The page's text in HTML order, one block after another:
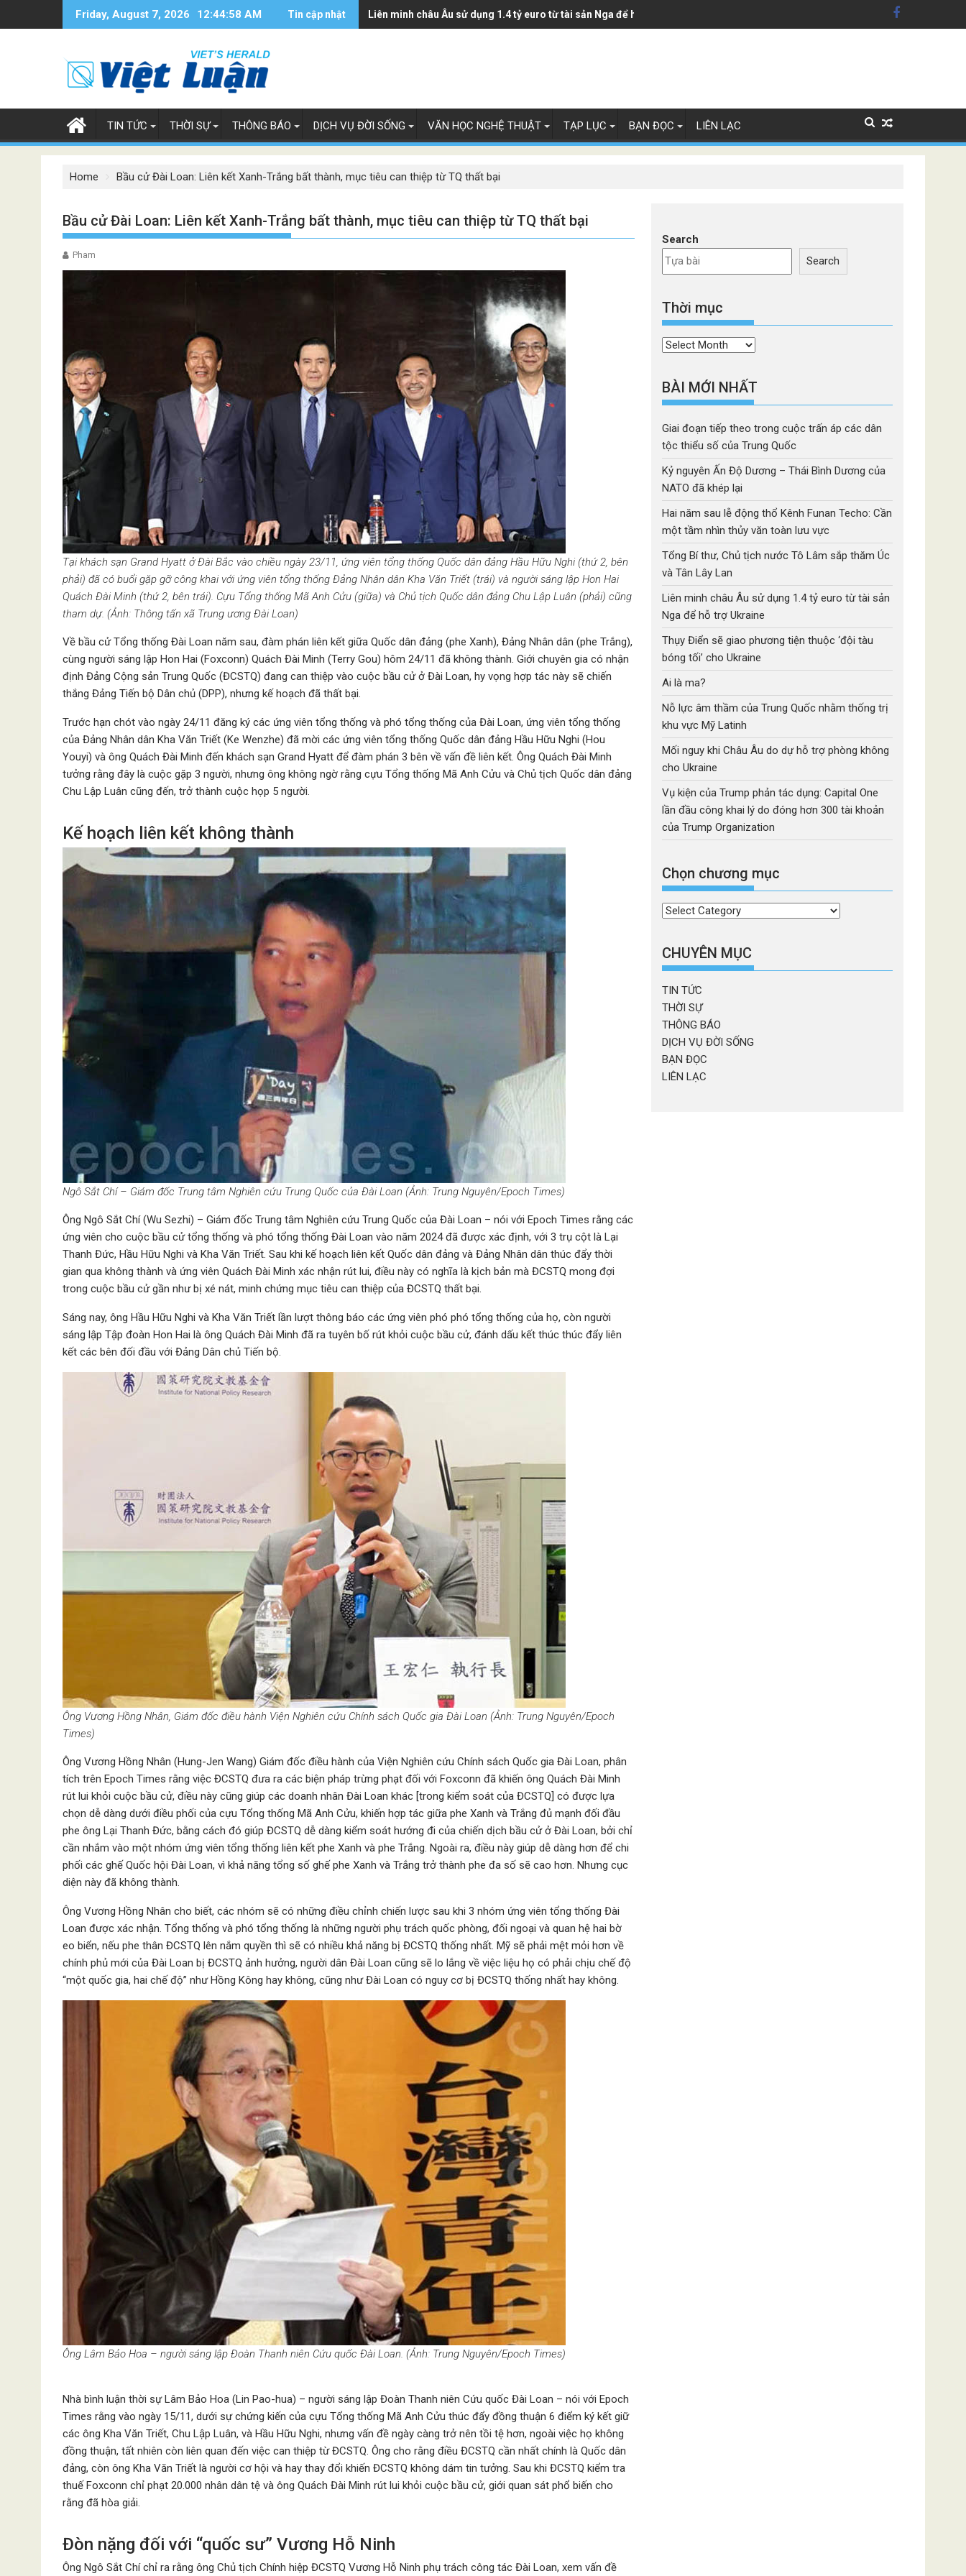
Friday, August 7, 2026 12:44:59 AM Tin cập nhật Liên minh châu Âu sử dụng 1.4 tỷ euro từ tài sản Nga để hỗ trợ Ukraine
TIN TỨC THỜI SỰ THÔNG BÁO DỊCH VỤ ĐỜI SỐNG VĂN HỌC NGHỆ THUẬT TẠP LỤC BẠN ĐỌC LIÊN LẠC
Home Bầu cử Đài Loan: Liên kết Xanh-Trắng bất thành, mục tiêu can thiệp từ TQ thất bại
Bầu cử Đài Loan: Liên kết Xanh-Trắng bất thành, mục tiêu can thiệp từ TQ thất bại
Pham
Tại khách sạn Grand Hyatt ở Đài Bắc vào chiều ngày 23/11, ứng viên tổng thống Quốc dân đảng Hầu Hữu Nghi (thứ 2, bên
phải) đã có buổi gặp gỡ công khai với ứng viên tổng thống Đảng Nhân dân Kha Văn Triết (trái) và người sáng lập Hon Hai
Quách Đài Minh (thứ 2, bên trái). Cựu Tổng thống Mã Anh Cửu (giữa) và Chủ tịch Quốc dân đảng Chu Lập Luân (phải) cũng
tham dự. (Ảnh: Thông tấn xã Trung ương Đài Loan)
Về bầu cử Tổng thống Đài Loan năm sau, đàm phán liên kết giữa Quốc dân đảng (phe Xanh), Đảng Nhân dân (phe Trắng),
cùng người sáng lập Hon Hai (Foxconn) Quách Đài Minh (Terry Gou) hôm 24/11 đã không thành. Giới chuyên gia có nhận
định Đảng Cộng sản Trung Quốc (ĐCSTQ) đang can thiệp vào cuộc bầu cử ở Đài Loan, hy vọng hợp tác này sẽ chiến
thắng Đảng Tiến bộ Dân chủ (DPP), nhưng kế hoạch đã thất bại.
Trước hạn chót vào ngày 24/11 đăng ký các ứng viên tổng thống và phó tổng thống của Đài Loan, ứng viên tổng thống
của Đảng Nhân dân Kha Văn Triết (Ke Wenzhe) đã mời các ứng viên tổng thống Quốc dân đảng Hầu Hữu Nghi (Hou
Youyi) và ông Quách Đài Minh đến khách sạn Grand Hyatt để đàm phán 3 bên về vấn đề liên kết. Ông Quách Đài Minh
tưởng rằng đây là cuộc gặp 3 người, nhưng ông không ngờ rằng cựu Tổng thống Mã Anh Cửu và Chủ tịch Quốc dân đảng
Chu Lập Luân cũng đến, trở thành cuộc họp 5 người.
Kế hoạch liên kết không thành
Ngô Sắt Chí – Giám đốc Trung tâm Nghiên cứu Trung Quốc của Đài Loan (Ảnh: Trung Nguyên/Epoch Times)
Ông Ngô Sắt Chí (Wu Sezhi) – Giám đốc Trung tâm Nghiên cứu Trung Quốc của Đài Loan – nói với Epoch Times rằng các
ứng viên cho cuộc bầu cử tổng thống và phó tổng thống Đài Loan vào năm 2024 đã được xác định, với 3 trụ cột là Lại
Thanh Đức, Hầu Hữu Nghi và Kha Văn Triết. Sau khi kế hoạch liên kết Quốc dân đảng và Đảng Nhân dân thúc đẩy thời
gian qua không thành và ứng viên Quách Đài Minh xác nhận rút lui, điều này có nghĩa là kịch bản mà ĐCSTQ mong đợi
trong cuộc bầu cử gần như bị xé nát, minh chứng mục tiêu can thiệp của ĐCSTQ thất bại.
Sáng nay, ông Hầu Hữu Nghi và Kha Văn Triết lần lượt thông báo các ứng viên phó phó tổng thống của họ, còn người
sáng lập Tập đoàn Hon Hai là ông Quách Đài Minh đã ra tuyên bố rút khỏi cuộc bầu cử, đánh dấu kết thúc thúc đẩy liên
kết các bên đối đầu với Đảng Dân chủ Tiến bộ.
Ông Vương Hồng Nhân, Giám đốc điều hành Viện Nghiên cứu Chính sách Quốc gia Đài Loan (Ảnh: Trung Nguyên/Epoch
Times)
Ông Vương Hồng Nhân (Hung-Jen Wang) Giám đốc điều hành của Viện Nghiên cứu Chính sách Quốc gia Đài Loan, phân
tích trên Epoch Times rằng việc ĐCSTQ đưa ra các biện pháp trừng phạt đối với Foxconn đã khiến ông Quách Đài Minh
rút lui khỏi cuộc bầu cử, điều này cũng giúp các doanh nhân Đài Loan khác [trong kiểm soát của ĐCSTQ] có được lựa
chọn dễ dàng dưới điều phối của cựu Tổng thống Mã Anh Cửu, khiến hợp tác giữa phe Xanh và Trắng đủ mạnh đối đầu
phe ông Lại Thanh Đức, bằng cách đó giúp ĐCSTQ dễ dàng kiểm soát hướng đi của chiến dịch bầu cử ở Đài Loan, bởi chỉ
cần nhắm vào một nhóm ứng viên tổng thống liên kết phe Xanh và phe Trắng. Ngoài ra, điều này giúp dễ dàng hơn để chi
phối các ghế Quốc hội Đài Loan, vì khả năng tổng số ghế phe Xanh và Trắng trở thành phe đa số sẽ cao hơn. Nhưng cục
diện này đã không thành.
Ông Vương Hồng Nhân cho biết, các nhóm sẽ có những điều chỉnh chiến lược sau khi 3 nhóm ứng viên tổng thống Đài
Loan được xác nhận. Tổng thống và phó tổng thống là những người phụ trách quốc phòng, đối ngoại và quan hệ hai bờ
eo biển, nếu phe thân ĐCSTQ lên nắm quyền thì sẽ có nhiều khả năng bị ĐCSTQ thống nhất. Mỹ sẽ phải mệt mỏi hơn về
chính phủ mới của Đài Loan bị ĐCSTQ ảnh hưởng, người dân Đài Loan cũng sẽ lo lắng về việc liệu họ có phải chịu chế độ
“một quốc gia, hai chế độ” như Hồng Kông hay không, cũng như Đài Loan có nguy cơ bị ĐCSTQ thống nhất hay không.
Ông Lâm Bảo Hoa – người sáng lập Đoàn Thanh niên Cứu quốc Đài Loan. (Ảnh: Trung Nguyên/Epoch Times)
Nhà bình luận thời sự Lâm Bảo Hoa (Lin Pao-hua) – người sáng lập Đoàn Thanh niên Cứu quốc Đài Loan – nói với Epoch
Times rằng vào ngày 15/11, dưới sự chứng kiến ​​của cựu Tổng thống Mã Anh Cửu thúc đẩy đồng thuận 6 điểm ký kết giữ
các ông Kha Văn Triết, Chu Lập Luân, và Hầu Hữu Nghi, nhưng vấn đề ngày càng trở nên tồi tệ hơn, ngoài việc họ không
đồng thuận, tất nhiên còn liên quan đến việc can thiệp từ ĐCSTQ. Ông cho rằng điều ĐCSTQ cần nhất chính là Quốc dân
đảng, còn ông Kha Văn Triết là người cơ hội và hay thay đổi khiến ĐCSTQ không dám tin tưởng. Sau khi ĐCSTQ kiểm tra
thuế Foxconn chỉ phạt 20.000 nhân dân tệ và ông Quách Đài Minh rút lui khỏi cuộc bầu cử, giới quan sát phổ biến cho
rằng đã hòa giải.
Đòn nặng đối với “quốc sư” Vương Hỗ Ninh
Ông Ngô Sắt Chí chỉ ra rằng ông Chủ tịch Chính hiệp ĐCSTQ Vương Hỗ Ninh phụ trách công tác Đài Loan, xem vấn đề
Search
Search
Thời mục
Thời
BÀI MỚI NHẤT
Giai đoạn tiếp theo trong cuộc trấn áp các dân
tộc thiểu số của Trung Quốc
Kỷ nguyên Ấn Độ Dương – Thái Bình Dương của
NATO đã khép lại
Hai năm sau lễ động thổ Kênh Funan Techo: Cần
một tầm nhìn thủy văn toàn lưu vực
Tổng Bí thư, Chủ tịch nước Tô Lâm sắp thăm Úc
và Tân Lây Lan
Liên minh châu Âu sử dụng 1.4 tỷ euro từ tài sản
Nga để hỗ trợ Ukraine
Thụy Điển sẽ giao phương tiện thuộc ‘đội tàu
bóng tối’ cho Ukraine
Ai là ma?
Nỗ lực âm thầm của Trung Quốc nhằm thống trị
khu vực Mỹ Latinh
Mối nguy khi Châu Âu do dự hỗ trợ phòng không
cho Ukraine
Vụ kiện của Trump phản tác dụng: Capital One
lần đầu công khai lý do đóng hơn 300 tài khoản
của Trump Organization
Chọn chương mục
Chọn
mục
CHUYÊN MỤC
TIN TỨC
THỜI SỰ
THÔNG BÁO
DỊCH VỤ ĐỜI SỐNG
BẠN ĐỌC
LIÊN LẠC